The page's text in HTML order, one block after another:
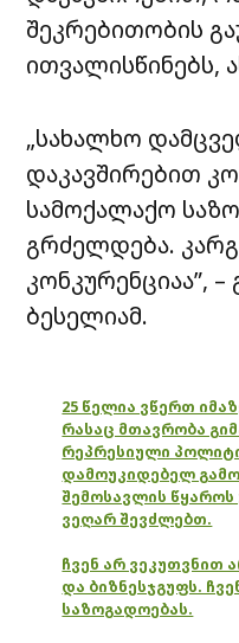
შეკრებითობის
ითვალისწინებს,
„სახალხო
დაკავშირებით
სამოქალაქო
გრძელდება.
კონკურენციაა”, –
ბესელიამ.
25 წელია ვწერთ
რასაც მთავრობა
რეპრესიული
დამოუკიდებელ
შემოსავლის წყაროს
ვეღარ შევძლებთ.
ჩვენ არ
და ბიზნესჯგუფს.
საზოგადოებას.